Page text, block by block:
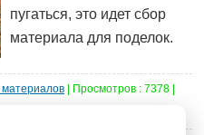
пугаться, это идет сбор
материала для поделок.
| Просмотров : 7378 |